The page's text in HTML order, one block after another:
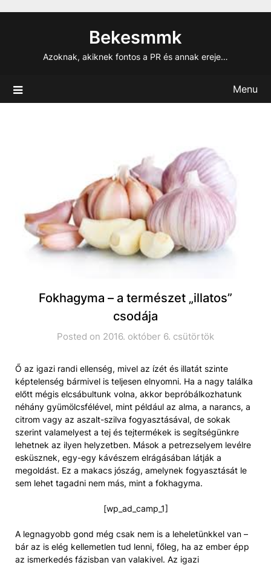
Bekesmmk
Azoknak, akiknek fontos a PR és annak ereje…
Menu
Fokhagyma – a természet „illatos”
csodája
Posted on 2016. október 6. csütörtök
Ő az igazi randi ellenség, mivel az ízét és illatát szinte
képtelenség bármivel is teljesen elnyomni. Ha a nagy találka
előtt mégis elcsábultunk volna, akkor bepróbálkozhatunk
néhány gyümölcsfélével, mint például az alma, a narancs, a
citrom vagy az aszalt-szilva fogyasztásával, de sokak
szerint valamelyest a tej és tejtermékek is segítségünkre
lehetnek az ilyen helyzetben. Mások a petrezselyem levélre
esküsznek, egy-egy kávészem elrágásában látják a
megoldást. Ez a makacs jószág, amelynek fogyasztását le
sem lehet tagadni nem más, mint a fokhagyma.
[wp_ad_camp_1]
A legnagyobb gond még csak nem is a leheletünkkel van –
bár az is elég kellemetlen tud lenni, főleg, ha az ember épp
az ismerkedés fázisban van valakivel. Az igazi